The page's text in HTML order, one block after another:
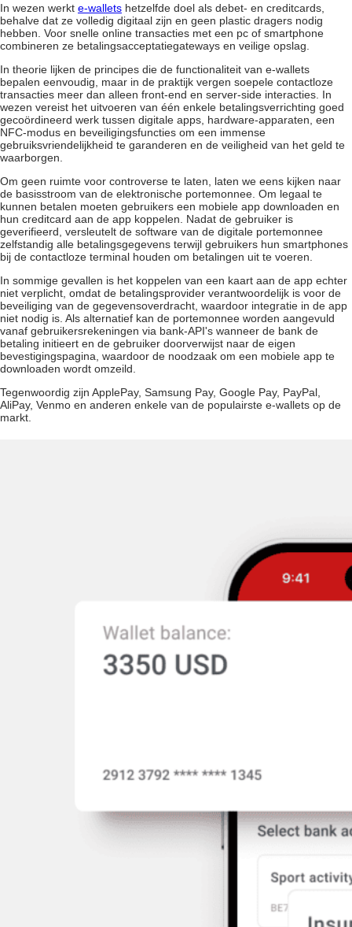
In wezen werkt e-wallets hetzelfde doel als debet- en creditcards,
behalve dat ze volledig digitaal zijn en geen plastic dragers nodig
hebben. Voor snelle online transacties met een pc of smartphone
combineren ze betalingsacceptatiegateways en veilige opslag.
In theorie lijken de principes die de functionaliteit van e-wallets
bepalen eenvoudig, maar in de praktijk vergen soepele contactloze
transacties meer dan alleen front-end en server-side interacties. In
wezen vereist het uitvoeren van één enkele betalingsverrichting goed
gecoördineerd werk tussen digitale apps, hardware-apparaten, een
NFC-modus en beveiligingsfuncties om een immense
gebruiksvriendelijkheid te garanderen en de veiligheid van het geld te
waarborgen.
Om geen ruimte voor controverse te laten, laten we eens kijken naar
de basisstroom van de elektronische portemonnee. Om legaal te
kunnen betalen moeten gebruikers een mobiele app downloaden en
hun creditcard aan de app koppelen. Nadat de gebruiker is
geverifieerd, versleutelt de software van de digitale portemonnee
zelfstandig alle betalingsgegevens terwijl gebruikers hun smartphones
bij de contactloze terminal houden om betalingen uit te voeren.
In sommige gevallen is het koppelen van een kaart aan de app echter
niet verplicht, omdat de betalingsprovider verantwoordelijk is voor de
beveiliging van de gegevensoverdracht, waardoor integratie in de app
niet nodig is. Als alternatief kan de portemonnee worden aangevuld
vanaf gebruikersrekeningen via bank-API's wanneer de bank de
betaling initieert en de gebruiker doorverwijst naar de eigen
bevestigingspagina, waardoor de noodzaak om een mobiele app te
downloaden wordt omzeild.
Tegenwoordig zijn ApplePay, Samsung Pay, Google Pay, PayPal,
AliPay, Venmo en anderen enkele van de populairste e-wallets op de
markt.